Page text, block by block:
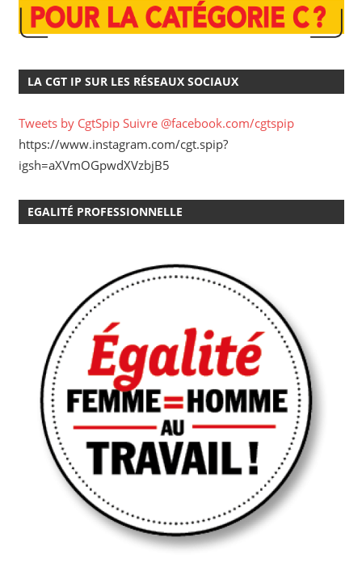
LA CGT IP SUR LES RÉSEAUX SOCIAUX
Tweets by CgtSpip Suivre @facebook.com/cgtspip
https://www.instagram.com/cgt.spip?
igsh=aXVmOGpwdXVzbjB5
EGALITÉ PROFESSIONNELLE